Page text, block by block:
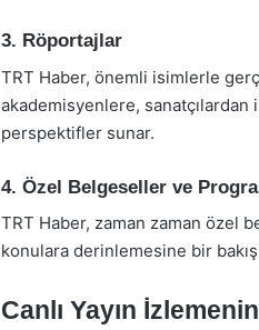
3. Röportajlar
TRT Haber, önemli isimlerle
akademisyenlere,
perspektifler sunar.
4. Özel Belgeseller ve
TRT Haber, zaman zaman özel
konulara derinlemesine bir
Canlı Yayın